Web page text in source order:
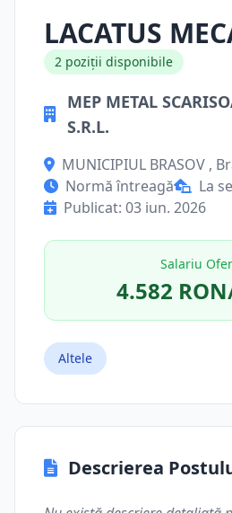
LACATUS
2 poziții disponibile
MEP METAL
S.R.L.
MUNICIPIUL BRASOV ,
Normă întreagă
La
Publicat: 03 iun. 2026
Salariu
4.582
Altele
Descrierea